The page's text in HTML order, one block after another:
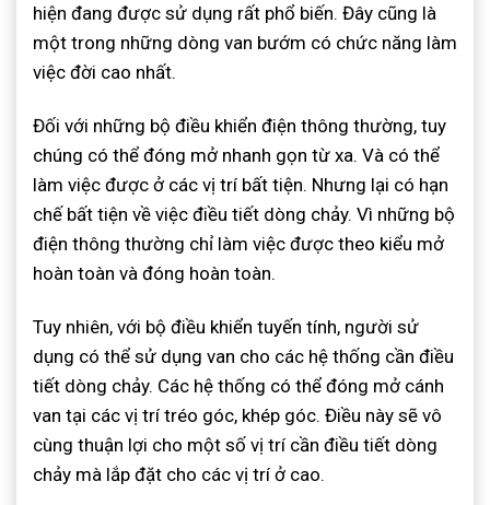
hiện đang được sử dụng rất phổ biến. Đây cũng là
một trong những dòng van bướm có chức năng làm
việc đời cao nhất.
Đối với những bộ điều khiển điện thông thường, tuy
chúng có thể đóng mở nhanh gọn từ xa. Và có thể
làm việc được ở các vị trí bất tiện. Nhưng lại có hạn
chế bất tiện về việc điều tiết dòng chảy. Vì những bộ
điện thông thường chỉ làm việc được theo kiểu mở
hoàn toàn và đóng hoàn toàn.
Tuy nhiên, với bộ điều khiển tuyến tính, người sử
dụng có thể sử dụng van cho các hệ thống cần điều
tiết dòng chảy. Các hệ thống có thể đóng mở cánh
van tại các vị trí tréo góc, khép góc. Điều này sẽ vô
cùng thuận lợi cho một số vị trí cần điều tiết dòng
chảy mà lắp đặt cho các vị trí ở cao.